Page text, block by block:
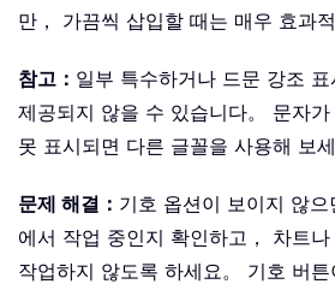
만， 가끔씩 삽입할 때는 매우 효과적
참고： 일부 특수하거나 드문 강조
제공되지 않을 수 있습니다。 문자
못 표시되면 다른 글꼴을 사용해 보세
문제 해결： 기호 옵션이 보이지 않
에서 작업 중인지 확인하고， 차트
작업하지 않도록 하세요。 기호 버